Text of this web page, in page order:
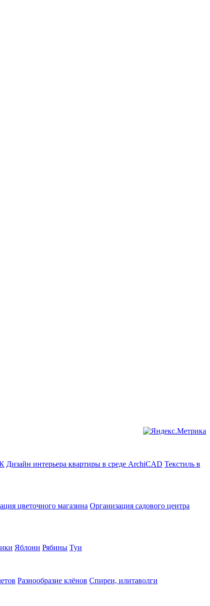
Дизайн интерьера квартиры в среде ArchiCAD Текстиль в
цветочного магазина Организация садового центра
Яблони Рябины Туи
Разнообразие клёнов Спиреи, илитаволги